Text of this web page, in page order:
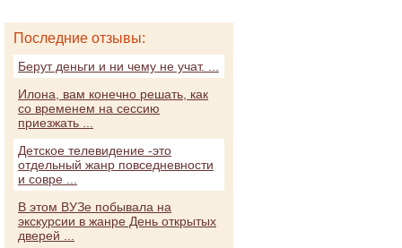
Последние отзывы:
Берут деньги и ни чему не учат. ...
Илона, вам конечно решать, как
со временем на сессию
приезжать ...
Детское телевидение -это
отдельный жанр повседневности
и совре ...
В этом ВУЗе побывала на
экскурсии в жанре День открытых
дверей ...